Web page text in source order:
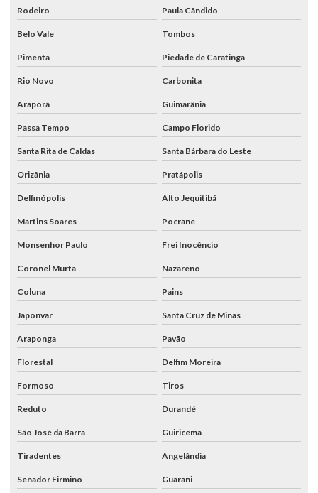
Rodeiro Paula Cândido
Belo Vale Tombos
Pimenta Piedade de Caratinga
Rio Novo Carbonita
Araporã Guimarânia
Passa Tempo Campo Florido
Santa Rita de Caldas Santa Bárbara do Leste
Orizânia Pratápolis
Delfinópolis Alto Jequitibá
Martins Soares Pocrane
Monsenhor Paulo Frei Inocêncio
Coronel Murta Nazareno
Coluna Pains
Japonvar Santa Cruz de Minas
Araponga Pavão
Florestal Delfim Moreira
Formoso Tiros
Reduto Durandé
São José da Barra Guiricema
Tiradentes Angelândia
Senador Firmino Guarani